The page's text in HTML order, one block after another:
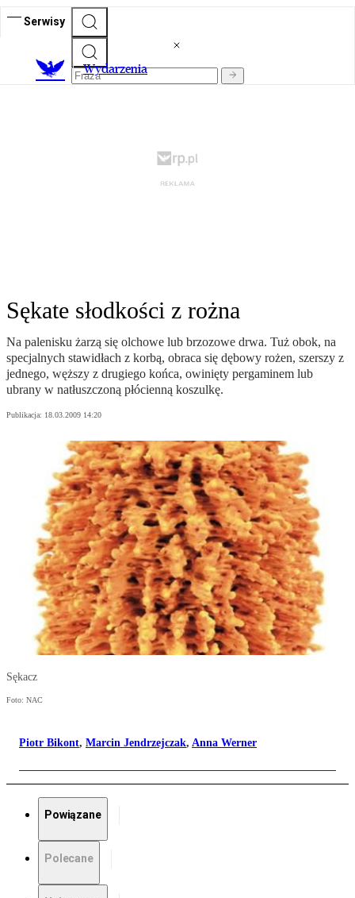
Serwisy
Wydarzenia
Sękate słodkości z rożna
Na palenisku żarzą się olchowe lub brzozowe drwa. Tuż obok, na
specjalnych stawidłach z korbą, obraca się dębowy rożen, szerszy z
jednego, węższy z drugiego końca, owinięty pergaminem lub
ubrany w natłuszczoną płócienną koszulkę.
Publikacja: 18.03.2009 14:20
Sękacz
Foto: NAC
Piotr Bikont, Marcin Jendrzejczak, Anna Werner
Powiązane
Polecane